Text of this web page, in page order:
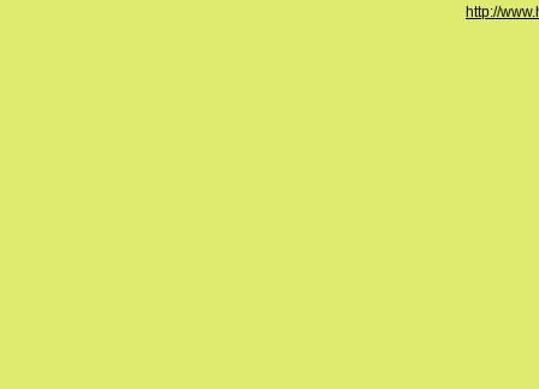
http://